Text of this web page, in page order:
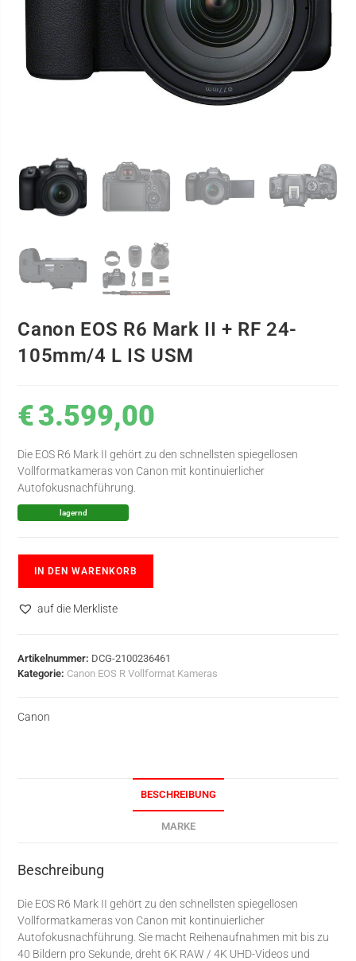
Canon EOS R6 Mark II + RF 24-
105mm/4 L IS USM
€3.599,00
Die EOS R6 Mark II gehört zu den schnellsten spiegellosen
Vollformatkameras von Canon mit kontinuierlicher
Autofokusnachführung.
lagernd
IN DEN WARENKORB
auf die Merkliste
Artikelnummer: DCG-2100236461
Kategorie: Canon EOS R Vollformat Kameras
Canon
BESCHREIBUNG
MARKE
Beschreibung
Die EOS R6 Mark II gehört zu den schnellsten spiegellosen
Vollformatkameras von Canon mit kontinuierlicher
Autofokusnachführung. Sie macht Reihenaufnahmen mit bis zu
40 Bildern pro Sekunde, dreht 6K RAW / 4K UHD-Videos und